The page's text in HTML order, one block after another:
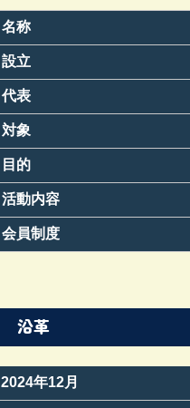
名称
設立
代表
対象
目的
活動内容
会員制度
沿革
2024年12月